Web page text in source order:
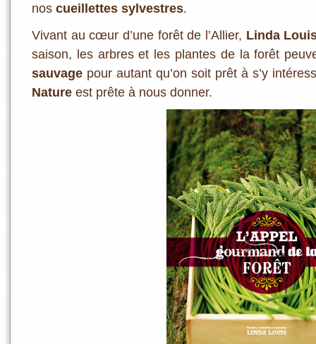
nos cueillettes sylvestres.
Vivant au cœur d’une forêt de l’Allier, Linda
saison, les arbres et les plantes de la forêt
sauvage pour autant qu’on soit prêt à s’y
Nature est prête à nous donner.